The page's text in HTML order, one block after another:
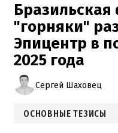
"горняки"
Эпицентр в
2025 года
Сергей Шаховец
ОСНОВНЫЕ ТЕЗИСЫ